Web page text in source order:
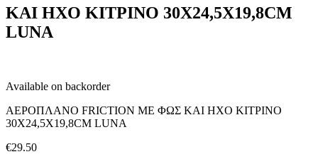
ΗΧΟ
ΚΙΤΡΙΝΟ
30Χ24,5Χ19,8CM
ΚΑΙ ΗΧΟ ΚΙΤΡΙΝΟ 30Χ24,5Χ19,8CM
LUNA
Available on backorder
ΑΕΡΟΠΛΑΝΟ FRICTION ΜΕ ΦΩΣ ΚΑΙ ΗΧΟ ΚΙΤΡΙΝΟ
30Χ24,5Χ19,8CM LUNA
€29.50